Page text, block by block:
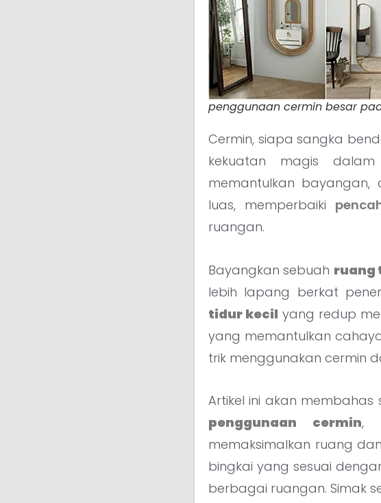
penggunaan cermin besar
Cermin, siapa sangka
kekuatan magis
memantulkan bayangan,
luas, memperbaiki
ruangan.
Bayangkan sebuah ruang
lebih lapang berkat
tidur kecil yang redup
yang memantulkan
trik menggunakan cermin
Artikel ini akan
penggunaan cermin,
memaksimalkan ruang
bingkai yang sesuai
berbagai ruangan. Simak